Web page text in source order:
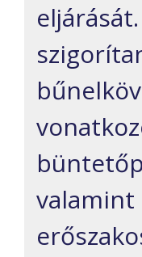
valamint